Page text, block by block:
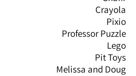
Crayola
Pixio
Professor Puzzle
Lego
Pit Toys
Melissa and Doug